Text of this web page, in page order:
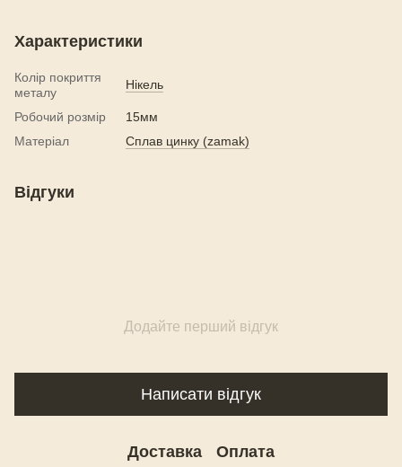
Характеристики
Колір покриття
металу
Нікель
Робочий розмір
15мм
Матеріал
Сплав цинку (zamak)
Відгуки
Додайте перший відгук
Написати відгук
Доставка Оплата